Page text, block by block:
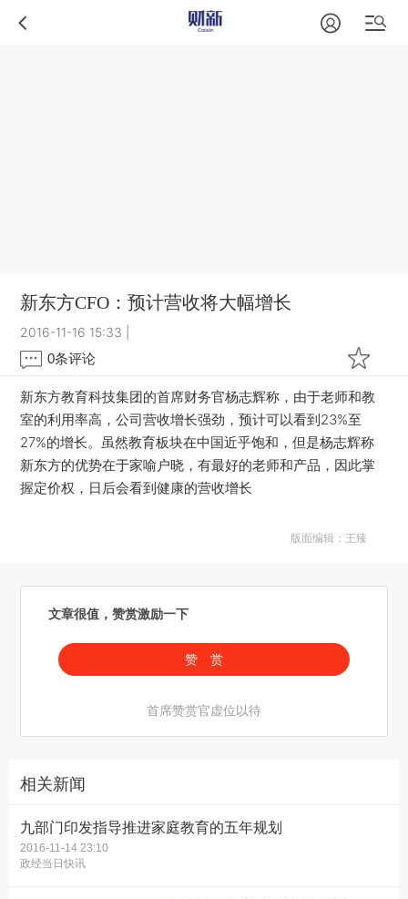
新东方CFO：预计营收将大幅增长
2016-11-16 15:33
0条评论
新东方教育科技集团的首席财务官杨志辉称，由于老师和教
室的利用率高，公司营收增长强劲，预计可以看到23%至
27%的增长。虽然教育板块在中国近乎饱和，但是杨志辉称
新东方的优势在于家喻户晓，有最好的老师和产品，因此掌
握定价权，日后会看到健康的营收增长
版面编辑：王臻
文章很值，赞赏激励一下
赞 赏
首席赞赏官虚位以待
相关新闻
九部门印发指导推进家庭教育的五年规划
2016-11-14 23:10
政经当日快讯